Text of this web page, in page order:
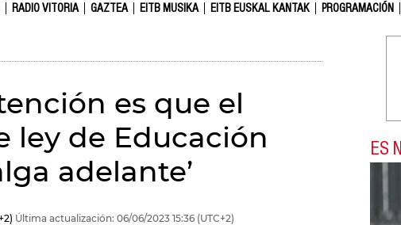
RADIO VITORIA GAZTEA EITB MUSIKA EITB EUSKAL KANTAK PROGRAMACIÓN
es que el
ley de Educación
adelante’
Última actualización: 06/06/2023 15:36 (UTC+2)
ES